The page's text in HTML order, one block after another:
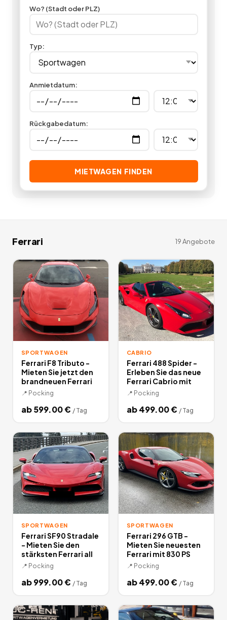
unterschiedlicher Markenhersteller. Lassen Sie sich einmal so
richtig in die Sitze drücken, indem Sie in unserer
Sie sind überzeugft? Jetzt einen Sportwagen mieten statt
kaufen und Sie sparen garantiert bares Geld.
Angebote
Wo? (Stadt oder PLZ)
Typ:
Anmietdatum:
Rückgabedatum:
MIETWAGEN FINDEN
Ferrari 19Angebote
SPORTWAGEN
Ferrari F8 Tributo -
Mieten Sie jetzt den
brandneuen Ferrari
📍 Pocking
ab599.00€ / Tag
CABRIO
Ferrari 488 Spider -
Erleben Sie das neue
Ferrari Cabrio mit
📍 Pocking
ab499.00€ / Tag
SPORTWAGEN
Ferrari SF90 Stradale
- Mieten Sie den
stärksten Ferrari all
📍 Pocking
ab999.00€ / Tag
SPORTWAGEN
Ferrari 296 GTB -
Mieten Sie neuesten
Ferrari mit 830 PS
📍 Pocking
ab499.00€ / Tag